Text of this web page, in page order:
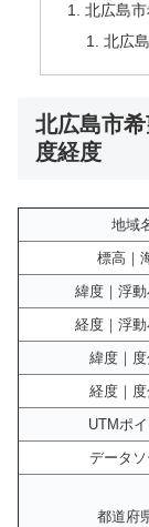
北広島
北広
北広島市
度経度
地域
標高｜
緯度｜浮
経度｜浮
緯度｜
経度｜
UTMポイ
データソ
都道府